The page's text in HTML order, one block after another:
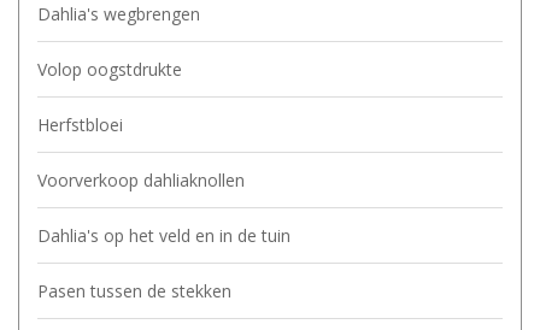
Dahlia's wegbrengen
Volop oogstdrukte
Herfstbloei
Voorverkoop dahliaknollen
Dahlia's op het veld en in de tuin
Pasen tussen de stekken